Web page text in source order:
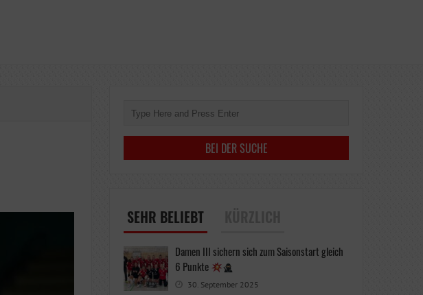
SEHR BELIEBT
Damen III sichern sich zum Saisonstart gleich
6 Punkte
30. September 2025